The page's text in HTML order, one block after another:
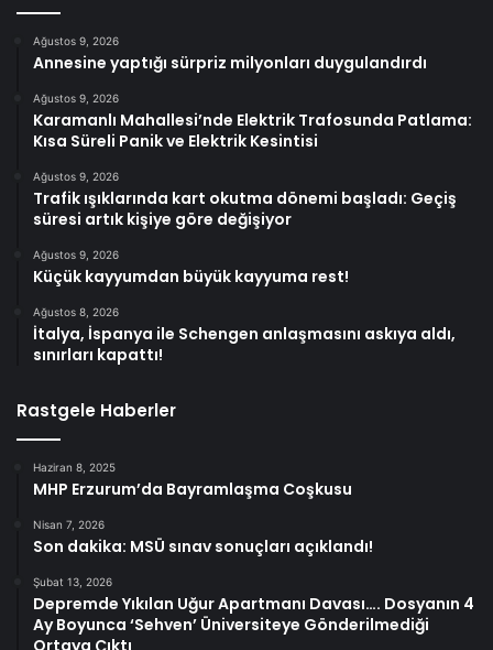
Ağustos 9, 2026
Annesine yaptığı sürpriz milyonları duygulandırdı
Ağustos 9, 2026
Karamanlı Mahallesi’nde Elektrik Trafosunda Patlama:
Kısa Süreli Panik ve Elektrik Kesintisi
Ağustos 9, 2026
Trafik ışıklarında kart okutma dönemi başladı: Geçiş
süresi artık kişiye göre değişiyor
Ağustos 9, 2026
Küçük kayyumdan büyük kayyuma rest!
Ağustos 8, 2026
İtalya, İspanya ile Schengen anlaşmasını askıya aldı,
sınırları kapattı!
Rastgele Haberler
Haziran 8, 2025
MHP Erzurum’da Bayramlaşma Coşkusu
Nisan 7, 2026
Son dakika: MSÜ sınav sonuçları açıklandı!
Şubat 13, 2026
Depremde Yıkılan Uğur Apartmanı Davası…. Dosyanın 4
Ay Boyunca ‘Sehven’ Üniversiteye Gönderilmediği